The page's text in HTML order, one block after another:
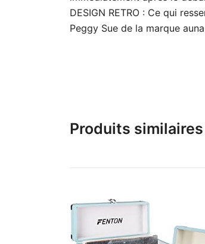
DESIGN RETRO : Ce qui
Peggy Sue de la marque
Produits similaires